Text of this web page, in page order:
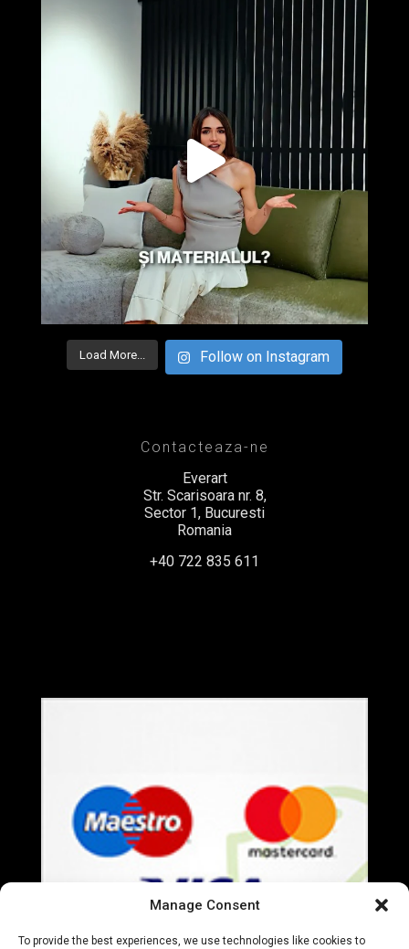
Manage Consent
To provide the best experiences, we use technologies like cookies to
Load More... Follow on Instagram
Contacteaza-ne
Everart
Str. Scarisoara nr. 8,
Sector 1, Bucuresti
Romania
+40 722 835 611